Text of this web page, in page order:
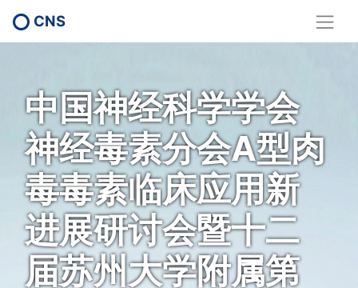
CNS
中国神经科学学会
神经毒素分会A型肉
毒毒素临床应用新
进展研讨会暨十二
届苏州大学附属第